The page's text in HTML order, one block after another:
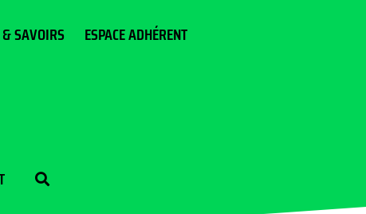
& SAVOIRS ESPACE ADHÉRENT